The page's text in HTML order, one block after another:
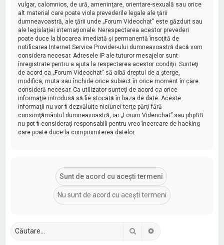
vulgar, calomnios, de ură, ameninţare, orientare-sexuală sau orice
alt material care poate viola prevederile legale ale ţării
dumneavoastră, ale ţării unde „Forum Videochat” este găzduit sau
ale legislaţiei internaţionale. Nerespectarea acestor prevederi
poate duce la blocarea imediată şi permanentă însoţită de
notificarea Internet Service Provider-ului dumneavoastră dacă vom
considera necesar. Adresele IP ale tuturor mesajelor sunt
înregistrate pentru a ajuta la respectarea acestor condiţii. Sunteţi
de acord ca „Forum Videochat” să aibă dreptul de a şterge,
modifica, muta sau închide orice subiect în orice moment în care
consideră necesar. Ca utilizator sunteţi de acord ca orice
informaţie introdusă să fie stocată în baza de date. Aceste
informaţii nu vor fi dezvăluite niciunei terţe părţi fără
consimţământul dumneavoastră, iar „Forum Videochat” sau phpBB
nu pot fi consideraţi responsabili pentru vreo încercare de hacking
care poate duce la compromiterea datelor.
Căutare